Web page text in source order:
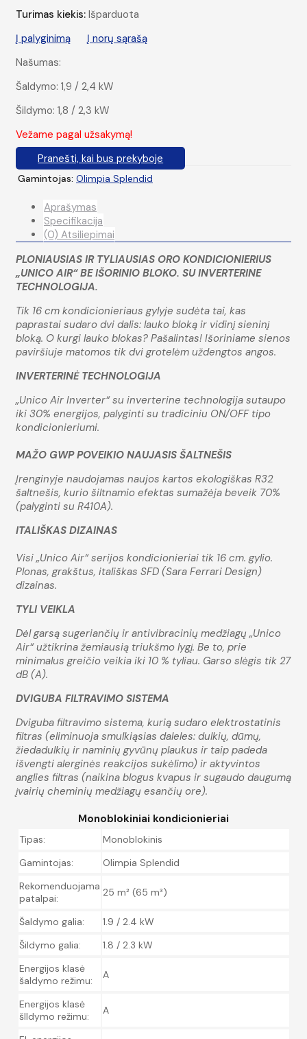
Turimas kiekis: Išparduota
Į palyginimą
Į norų sąrašą
Našumas:
Šaldymo: 1,9 / 2,4 kW
Šildymo: 1,8 / 2,3 kW
Vežame pagal užsakymą!
Pranešti, kai bus prekyboje
Gamintojas: Olimpia Splendid
Aprašymas
Specifikacija
(0) Atsiliepimai
PLONIAUSIAS IR TYLIAUSIAS ORO KONDICIONIERIUS
„UNICO AIR“ BE IŠORINIO BLOKO. SU INVERTERINE
TECHNOLOGIJA.
Tik 16 cm kondicionieriaus gylyje sudėta tai, kas
paprastai sudaro dvi dalis: lauko bloką ir vidinį sieninį
bloką. O kurgi lauko blokas? Pašalintas! Išoriniame sienos
paviršiuje matomos tik dvi grotelėm uždengtos angos.
INVERTERINĖ TECHNOLOGIJA
„Unico Air Inverter“ su inverterine technologija sutaupo
iki 30% energijos, palyginti su tradiciniu ON/OFF tipo
kondicionieriumi.
MAŽO GWP POVEIKIO NAUJASIS ŠALTNEŠIS
Įrenginyje naudojamas naujos kartos ekologiškas R32
šaltnešis, kurio šiltnamio efektas sumažėja beveik 70%
(palyginti su R410A).
ITALIŠKAS DIZAINAS
Visi „Unico Air“ serijos kondicionieriai tik 16 cm. gylio.
Plonas, grakštus, itališkas SFD (Sara Ferrari Design)
dizainas.
TYLI VEIKLA
Dėl garsą sugeriančių ir antivibracinių medžiagų „Unico
Air“ užtikrina žemiausią triukšmo lygį. Be to, prie
minimalus greičio veikia iki 10 % tyliau. Garso slėgis tik 27
dB (A).
DVIGUBA FILTRAVIMO SISTEMA
Dviguba filtravimo sistema, kurią sudaro elektrostatinis
filtras (eliminuoja smulkiąsias daleles: dulkių, dūmų,
žiedadulkių ir naminių gyvūnų plaukus ir taip padeda
išvengti alerginės reakcijos sukėlimo) ir aktyvintos
anglies filtras (naikina blogus kvapus ir sugaudo daugumą
įvairių cheminių medžiagų esančių ore).
Monoblokiniai kondicionieriai
Tipas:
Monoblokinis
Gamintojas:
Olimpia Splendid
Rekomenduojama
patalpai:
25 m² (65 m³)
Šaldymo galia:
1.9 / 2.4 kW
Šildymo galia:
1.8 / 2.3 kW
Energijos klasė
šaldymo režimu:
A
Energijos klasė
šIldymo režimu:
A